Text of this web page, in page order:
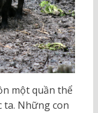
một quần thể
ta. Những con